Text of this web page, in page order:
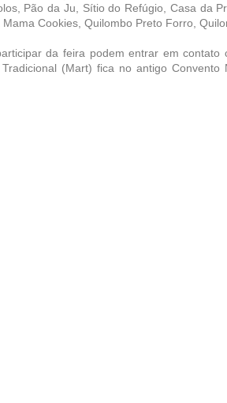
Pão da Ju, Sítio do Refúgio, Casa da
Cookies, Quilombo Preto Forro,
da feira podem entrar em
(Mart) fica no antigo Convento